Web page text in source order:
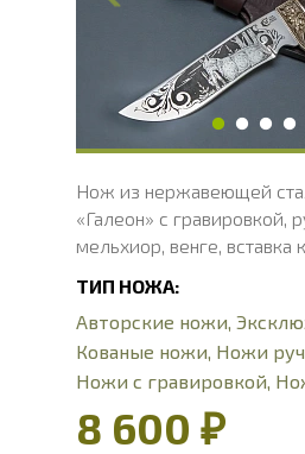
Ширина рукояти, мм
Длина рукояти, мм
Толщина рукояти, мм
Твердость клинка, HRC
Нож из нержавеющей
«Галеон» с гравировкой,
мельхиор, венге, вставка
ТИП НОЖА:
Авторские ножи,
Кованые ножи, Ножи
Ножи с гравировкой,
из кости, Подарочные
ножи
8 600 ₽